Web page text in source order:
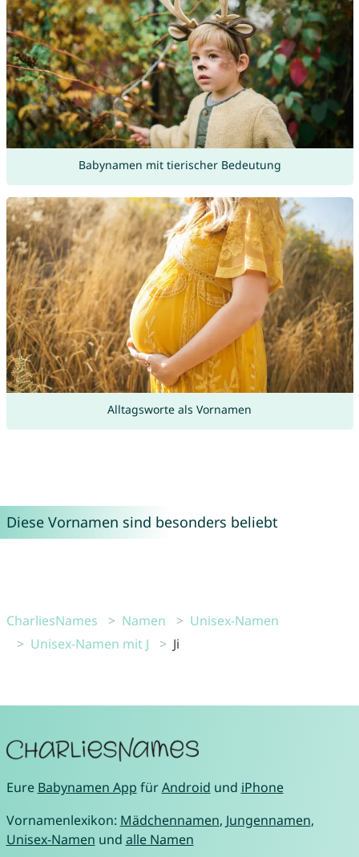
Babynamen mit tierischer Bedeutung
Alltagsworte als Vornamen
Diese Vornamen sind besonders beliebt
CharliesNames Namen
Unisex-Namen
Unisex-Namen mit J
Ji
Eure Babynamen App fürAndroid und iPhone
Vornamenlexikon: Mädchennamen, Jungennamen,
Unisex-Namen und alle Namen